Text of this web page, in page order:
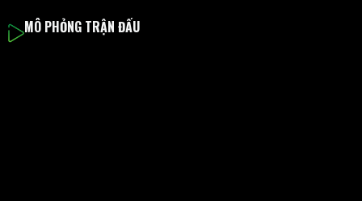
MÔ PHỎNG TRẬN ĐẤU